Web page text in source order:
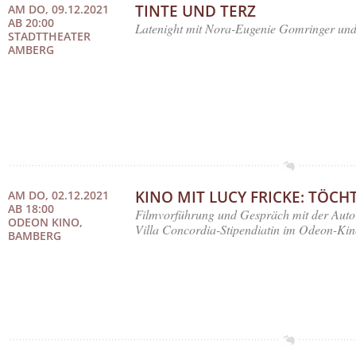
AM DO, 09.12.2021
AB 20:00
STADTTHEATER
AMBERG
TINTE UND TERZ
Latenight mit Nora-Eugenie Gomringer
AM DO, 02.12.2021
AB 18:00
ODEON KINO,
BAMBERG
KINO MIT LUCY FRICKE:
Filmvorführung und Gespräch mit der
Villa Concordia-Stipendiatin im Odeon-